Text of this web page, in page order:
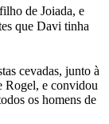
de Joiada, e
que Davi tinha
cevadas, junto à
Rogel, e convidou
os homens de